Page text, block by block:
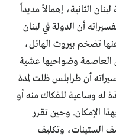
الثانية، إهمالاً مديداً
أن الدولة في لبنان
تضخم بيروت الهائل،
وضواحيها عشية
عام 1975. ومن تفسيراته أن طرابلس ظلت لمدة
له وساعية للفكاك منه أو
الإمكان. وحين تقرر
الستينات، وتكليف